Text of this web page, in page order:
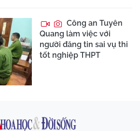
Công an Tuyên
Quang làm việc với
người đăng tin sai vụ thi
tốt nghiệp THPT